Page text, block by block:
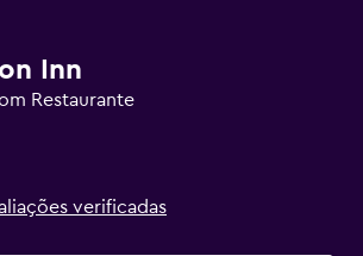
Inn
Restaurante
verificadas